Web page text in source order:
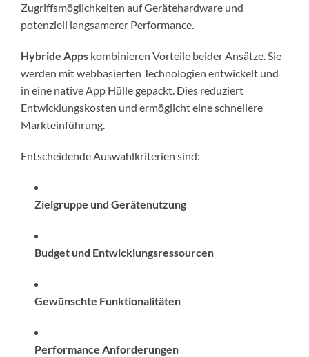
Zugriffsmöglichkeiten auf Gerätehardware und
potenziell langsamerer Performance.
Hybride Apps kombinieren Vorteile beider Ansätze. Sie
werden mit webbasierten Technologien entwickelt und
in eine native App Hülle gepackt. Dies reduziert
Entwicklungskosten und ermöglicht eine schnellere
Markteinführung.
Entscheidende Auswahlkriterien sind:
Zielgruppe und Gerätenutzung
Budget und Entwicklungsressourcen
Gewünschte Funktionalitäten
Performance Anforderungen